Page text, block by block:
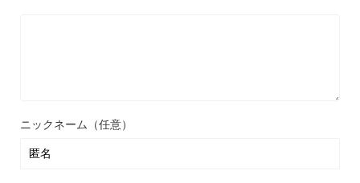
ニックネーム（任意）